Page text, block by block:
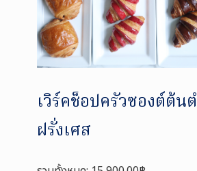
เวิร์คช็อปครัวซองต์ต้น
ฝรั่งเศส